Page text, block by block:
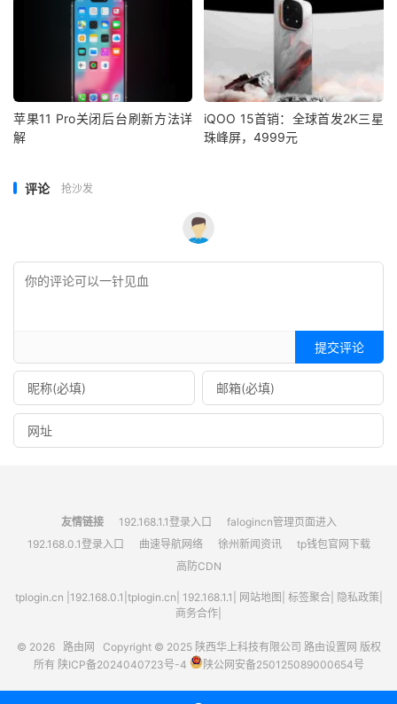
苹果11 Pro关闭后台刷新方法详
解
iQOO 15首销：全球首发2K三星
珠峰屏，4999元
评论 抢沙发
提交评论
友情链接 192.168.1.1登录入口
falogincn管理页面进入
192.168.0.1登录入口
曲速导航网络 徐州新闻资讯
tp钱包官网下载
高防CDN
tplogin.cn 192.168.0.1 tplogin.cn 192.168.1.1 网站地图 标签聚合| 隐私政策
商务合作|
© 2026 路由网 Copyright © 2025 陕西华上科技有限公司 路由设置网 版权
所有 陕ICP备2024040723号-4 陕公网安备250125089000654号